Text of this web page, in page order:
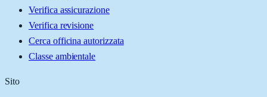
Verifica assicurazione
Verifica revisione
Cerca officina autorizzata
Classe ambientale
Sito